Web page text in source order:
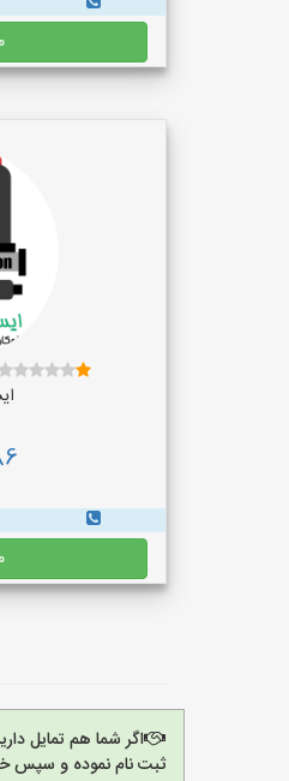
اگر شما هم تمایل
ثبت نام نموده و سپس